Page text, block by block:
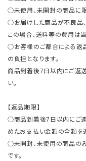
○未使用、未開封の商品に限
○お届けした商品が不良品
この場合、送料等の費用は
○お客様のご都合による返
の負担となります。
商品到着後7日以内にご返
い。
【返品期限】
○商品到着後7日以内にご
めたお支払い金額の全額を
○未開封、未使用の商品の
です。